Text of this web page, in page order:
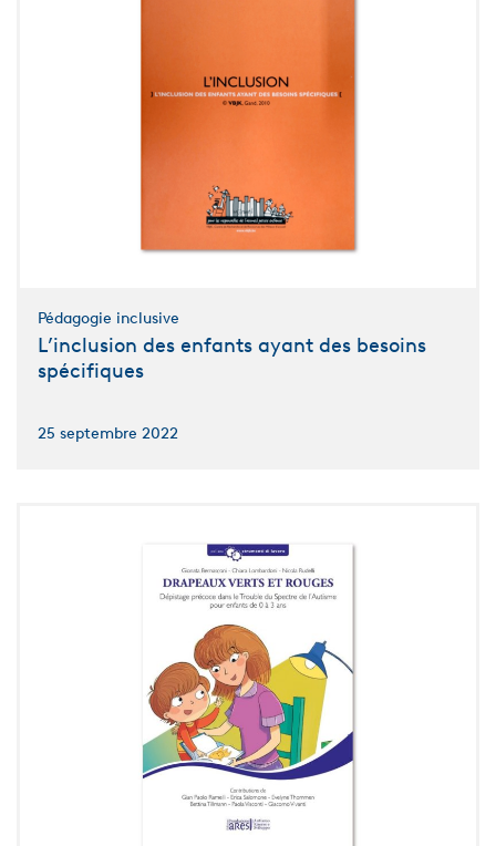
Pédagogie inclusive
L’inclusion des enfants ayant des besoins
spécifiques
25 septembre 2022